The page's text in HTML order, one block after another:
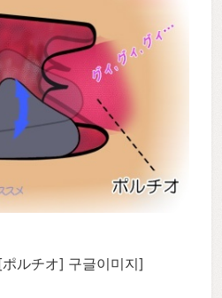
ポルチオ] 구글이미지]